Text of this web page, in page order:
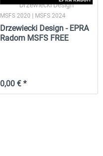
Miami City XP FREE
Drzewiecki Design
MSFS 2020 | MSFS 2024
Drzewiecki Design - EPRA
Radom MSFS FREE
0,00 € *